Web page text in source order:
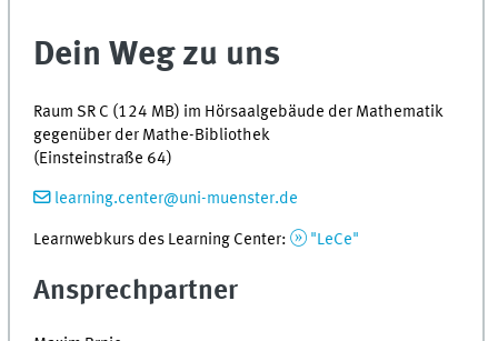
Dein Weg zu uns
Raum SR C (124 MB) im Hörsaalgebäude der Mathematik
gegenüber der Mathe-Bibliothek
(Einsteinstraße 64)
learning.center@uni-muenster.de
Learnwebkurs des Learning Center: "LeCe"
Ansprechpartner